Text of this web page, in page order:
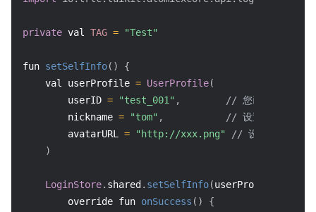
private val TAG = "Test"
fun setSelfInfo( )
{
    val userProfile
= UserProfile(
        userID
= "test_001" ,
// 您已经登录的
        nickname
= "tom" ,
// 设置昵称
        avatarURL
= "http://xxx.png"
// 设置头像URL
)
LoginStore. shared . setSelfInfo(userProfile
        override fun
onSuccess ( )
{